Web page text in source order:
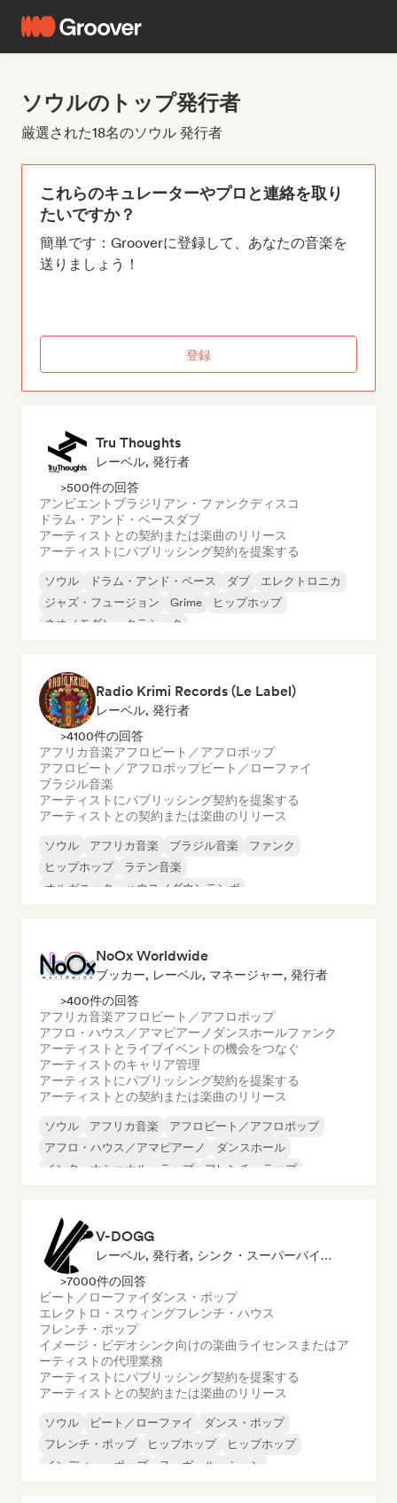
ソウルのトップ発行者
厳選された18名のソウル 発行者
これらのキュレーターやプロと連絡を取り
たいですか？
簡単です：Grooverに登録して、あなたの音楽を
送りましょう！
登録
Tru Thoughts
レーベル, 発行者
>500件の回答
アンビエント ブラジリアン・ファンクディスコ
ドラム・アンド・ベース ダブ
アーティストとの契約または楽曲のリリース
アーティストにパブリッシング契約を提案する
ソウル ドラム・アンド・ベース ダブ
エレクトロニカ
ジャズ・フュージョン
Grime
ヒップホップ
ネオ／モダン・クラシック
Radio Krimi Records (Le Label)
レーベル, 発行者
>4100件の回答
アフリカ音楽アフロビート／アフロポップ
アフロビート／アフロポップビート／ローファイ
ブラジル音楽
アーティストにパブリッシング契約を提案する
アーティストとの契約または楽曲のリリース
ソウル アフリカ音楽 ブラジル音楽
ファンク
ヒップホップ
ラテン音楽
オルガニック・ハウス／ダウンテンポ
NoOx Worldwide
ブッカー, レーベル, マネージャー, 発行者
>400件の回答
アフリカ音楽アフロビート／アフロポップ
アフロ・ハウス／アマピアーノ ダンスホールファンク
アーティストとライブイベントの機会をつなぐ
アーティストのキャリア管理
アーティストにパブリッシング契約を提案する
アーティストとの契約または楽曲のリリース
ソウル アフリカ音楽
アフロビート／アフロポップ
アフロ・ハウス／アマピアーノ
ダンスホール
インターナショナル・ラップ
フレンチ・ラップ
V-DOGG
レーベル, 発行者, シンク・スーパーバイザー
>7000件の回答
ビート／ローファイ ダンス・ポップ
エレクトロ・スウィングフレンチ・ハウス
フレンチ・ポップ
イメージ・ビデオシンク向けの楽曲ライセンスまたはア
ーティストの代理業務
アーティストにパブリッシング契約を提案する
アーティストとの契約または楽曲のリリース
ソウル ビート／ローファイ
ダンス・ポップ
フレンチ・ポップ
ヒップホップ
ヒップホップ
インディー・ポップ
ヌーヴェル・シーン